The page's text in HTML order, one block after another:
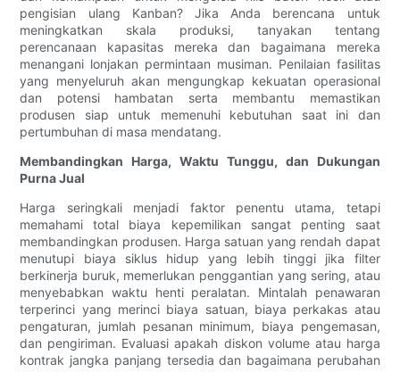
pengisian ulang Kanban? Jika Anda berencana untuk
meningkatkan skala produksi, tanyakan tentang
perencanaan kapasitas mereka dan bagaimana mereka
menangani lonjakan permintaan musiman. Penilaian fasilitas
yang menyeluruh akan mengungkap kekuatan operasional
dan potensi hambatan serta membantu memastikan
produsen siap untuk memenuhi kebutuhan saat ini dan
pertumbuhan di masa mendatang.
Membandingkan Harga, Waktu Tunggu, dan Dukungan
Purna Jual
Harga seringkali menjadi faktor penentu utama, tetapi
memahami total biaya kepemilikan sangat penting saat
membandingkan produsen. Harga satuan yang rendah dapat
menutupi biaya siklus hidup yang lebih tinggi jika filter
berkinerja buruk, memerlukan penggantian yang sering, atau
menyebabkan waktu henti peralatan. Mintalah penawaran
terperinci yang merinci biaya satuan, biaya perkakas atau
pengaturan, jumlah pesanan minimum, biaya pengemasan,
dan pengiriman. Evaluasi apakah diskon volume atau harga
kontrak jangka panjang tersedia dan bagaimana perubahan